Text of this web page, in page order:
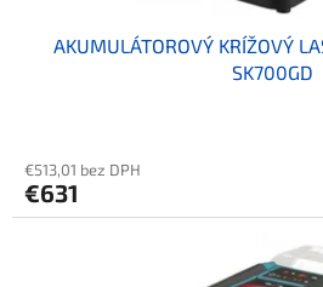
AKUMULÁTOROVÝ KRÍŽOVÝ
SK700GD
€513,01 bez DPH
€631